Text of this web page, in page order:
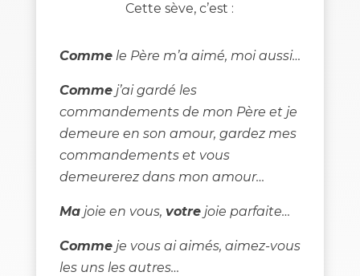
Cette sève, c’est :
Commele Père m’a aimé, moi aussi…
Commej’ai gardé les
commandements de mon Père et je
demeure en son amour, gardez mes
commandements et vous
demeurerez dans mon amour…
Majoie en vous, votrejoie parfaite…
Commeje vous ai aimés, aimez-vous
les uns les autres…